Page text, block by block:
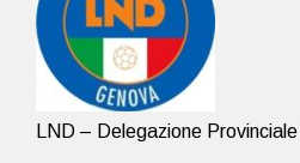
LND – Delegazione